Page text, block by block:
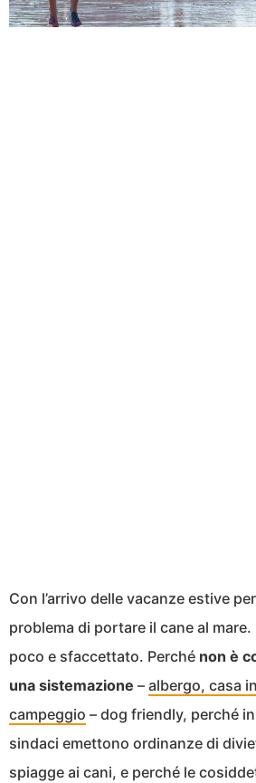
Con l’arrivo delle vacanze estive
problema di portare il cane al
poco e sfaccettato. Perché non è
una sistemazione – albergo, casa
campeggio – dog friendly, perché
sindaci emettono ordinanze di
spiagge ai cani, e perché le